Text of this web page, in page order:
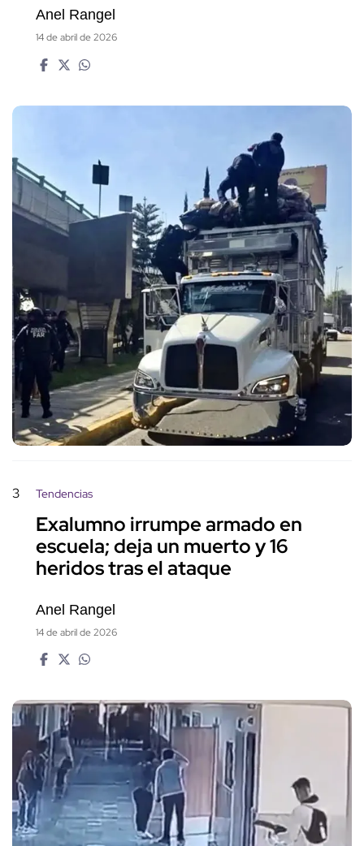
Anel Rangel
14 de abril de 2026
3 Tendencias
Exalumno irrumpe armado en
escuela; deja un muerto y 16
heridos tras el ataque
Anel Rangel
14 de abril de 2026